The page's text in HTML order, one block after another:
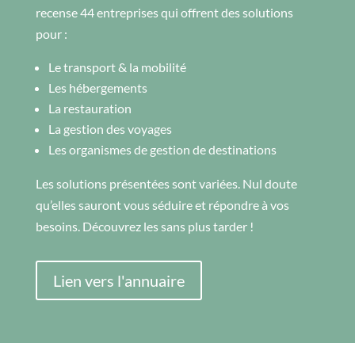
recense 44 entreprises qui offrent des solutions
pour :
Le transport & la mobilité
Les hébergements
La restauration
La gestion des voyages
Les organismes de gestion de destinations
Les solutions présentées sont variées. Nul doute
qu’elles sauront vous séduire et répondre à vos
besoins. Découvrez les sans plus tarder !
Lien vers l'annuaire